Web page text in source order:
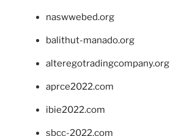
naswwebed.org
balithut-manado.org
alteregotradingcompany.org
aprce2022.com
ibie2022.com
sbcc-2022.com